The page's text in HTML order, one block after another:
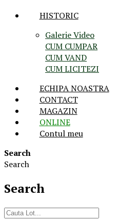
HISTORIC
Galerie Video
CUM CUMPAR
CUM VAND
CUM LICITEZI
ECHIPA NOASTRA
CONTACT
MAGAZIN
ONLINE
Contul meu
Search
Search
Search